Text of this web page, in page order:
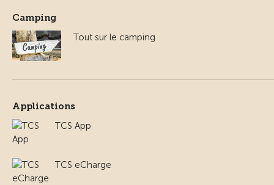
Camping
Tout sur le camping
Applications
TCS App
TCS eCharge